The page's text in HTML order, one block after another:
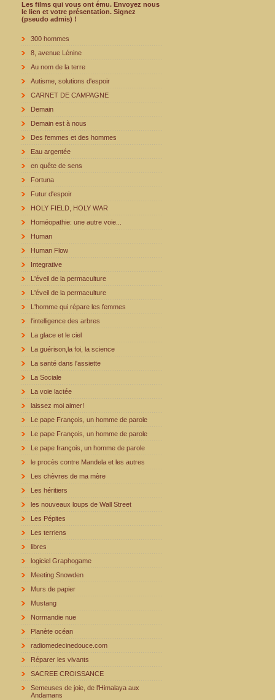
Les films qui vous ont ému. Envoyez nous
le lien et votre présentation. Signez
(pseudo admis) !
300 hommes
8, avenue Lénine
Au nom de la terre
Autisme, solutions d'espoir
CARNET DE CAMPAGNE
Demain
Demain est à nous
Des femmes et des hommes
Eau argentée
en quête de sens
Fortuna
Futur d'espoir
HOLY FIELD, HOLY WAR
Homéopathie: une autre voie...
Human
Human Flow
Integrative
L'éveil de la permaculture
L'éveil de la permaculture
L'homme qui répare les femmes
l'intelligence des arbres
La glace et le ciel
La guérison,la foi, la science
La santé dans l'assiette
La Sociale
La voie lactée
laissez moi aimer!
Le pape François, un homme de parole
Le pape François, un homme de parole
Le pape françois, un homme de parole
le procès contre Mandela et les autres
Les chèvres de ma mère
Les héritiers
les nouveaux loups de Wall Street
Les Pépites
Les terriens
libres
logiciel Graphogame
Meeting Snowden
Murs de papier
Mustang
Normandie nue
Planète océan
radiomedecinedouce.com
Réparer les vivants
SACREE CROISSANCE
Semeuses de joie, de l'Himalaya aux
Andamans